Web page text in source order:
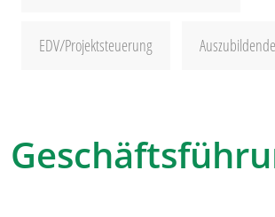
EDV/Projektsteuerung Auszubildende